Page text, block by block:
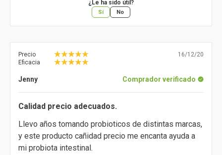
¿Le ha sido útil?
Sí No
Precio
Eficacia
16/12/20
Jenny Comprador verificado
Calidad precio adecuados.
Llevo años tomando probioticos de distintas marcas,
y este producto cañidad precio me encanta ayuda a
mi probiota intestinal.